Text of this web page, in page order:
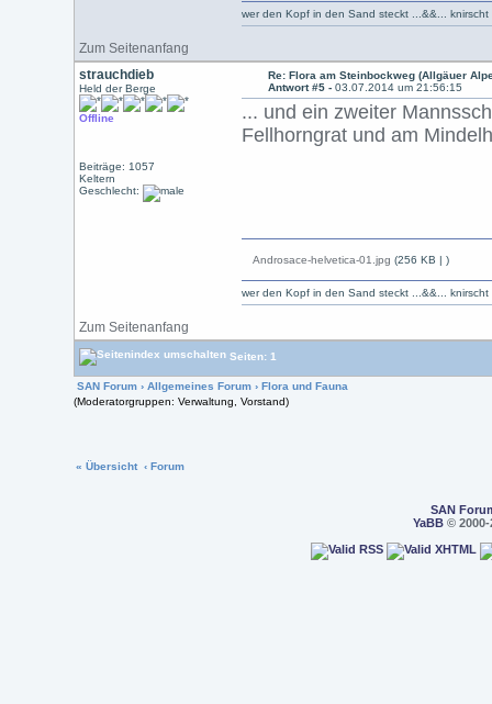
Zum Seitenanfang
wer den Kopf in den Sand steckt ...&&...
strauchdieb
Held der Berge
Offline
Beiträge: 1057
Keltern
Geschlecht:
Re: Flora am Steinbockweg (Allgäuer
Antwort #5 -03.07.2014 um 21:56:15
... und ein zweiter
Fellhorngrat und am
Zum Seitenanfang
Androsace-helvetica-01.jpg (256 KB | )
wer den Kopf in den Sand steckt ...&&...
Seiten: 1
SAN Forum› Allgemeines Forum› Flora und Fauna
(Moderatorgruppen: Verwaltung, Vorstand)
« Übersicht ‹ Forum
SAN
YaBB© 2000-